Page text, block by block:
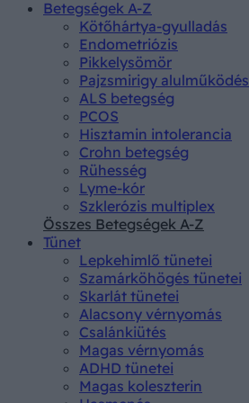
Betegségek A-Z
Kötőhártya-gyulladás
Endometriózis
Pikkelysömör
Pajzsmirigy alulműködés
ALS betegség
PCOS
Hisztamin intolerancia
Crohn betegség
Rühesség
Lyme-kór
Szklerózis multiplex
Összes Betegségek A-Z
Tünet
Lepkehimlő tünetei
Szamárköhögés tünetei
Skarlát tünetei
Alacsony vérnyomás
Csalánkiütés
Magas vérnyomás
ADHD tünetei
Magas koleszterin